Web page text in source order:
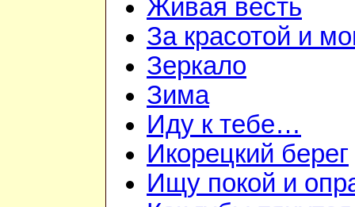
Живая весть
За красотой и
Зеркало
Зима
Иду к тебе…
Икорецкий берег
Ищу покой и